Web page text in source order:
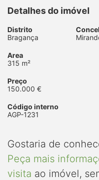
Detalhes do imóvel
Distrito
Bragança
Area
315 m²
Preço
150.000 €
Código interno
AGP-1231
Gostaria de
Peça mais
visita ao imóvel,